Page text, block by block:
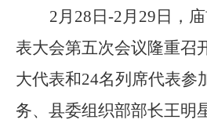
2月28日-2月29日，
表大会第五次会议隆重召
大代表和24名列席代表参
务、县委组织部部长王明